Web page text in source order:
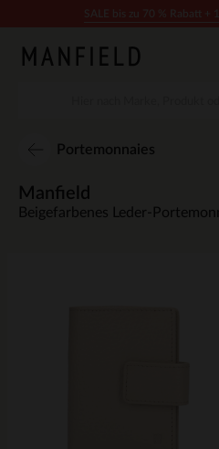
Portemonnaies
Manfield
Beigefarbenes Leder-